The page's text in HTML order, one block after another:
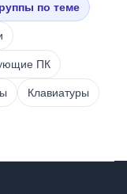
по теме
ПК
Клавиатуры